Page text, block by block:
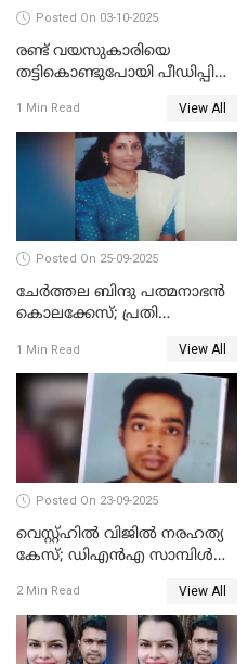
Posted On 03-10-2025
രണ്ട് വയസുകാരിയെ
തട്ടികൊണ്ടുപോയി പീഡിപ്പിച്ച
1 Min Read View All
Posted On 25-09-2025
ചേർത്തല ബിന്ദു പത്മനാഭൻ
കൊലക്കേസ്; പ്രതി
1 Min Read View All
Posted On 23-09-2025
വെസ്റ്റ്ഹിൽ വിജിൽ നരഹത്യ
കേസ്; ഡിഎൻഎ സാമ്പിൾ
2 Min Read View All